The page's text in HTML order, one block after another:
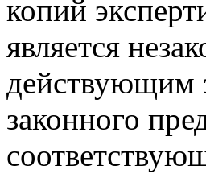
копий
является
действующим
законного